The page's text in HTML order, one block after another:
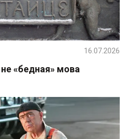
«бедная» мова
16.07.2026